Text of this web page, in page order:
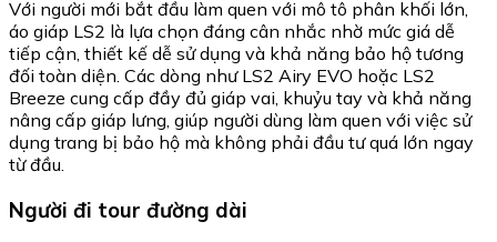
Với người mới bắt đầu làm quen với mô tô phân khối lớn,
áo giáp LS2 là lựa chọn đáng cân nhắc nhờ mức giá dễ
tiếp cận, thiết kế dễ sử dụng và khả năng bảo hộ tương
đối toàn diện. Các dòng như LS2 Airy EVO hoặc LS2
Breeze cung cấp đầy đủ giáp vai, khuỷu tay và khả năng
nâng cấp giáp lưng, giúp người dùng làm quen với việc sử
dụng trang bị bảo hộ mà không phải đầu tư quá lớn ngay
từ đầu.
Người đi tour đường dài